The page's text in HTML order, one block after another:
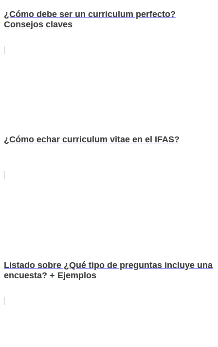
¿Cómo debe ser un curriculum perfecto?
Consejos claves
¿Cómo echar curriculum vitae en el IFAS?
Listado sobre ¿Qué tipo de preguntas incluye una
encuesta? + Ejemplos